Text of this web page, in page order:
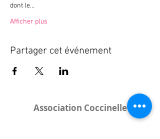
dont le…
Afficher plus
Partager cet événement
Association Coccinelle